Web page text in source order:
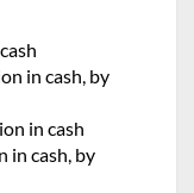
in cash, by
in cash
in cash, by